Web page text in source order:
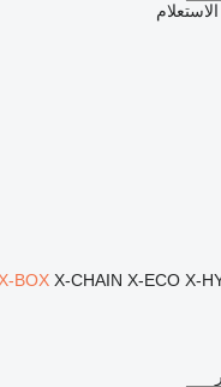
X-BOX X-CHAIN X-ECO X-